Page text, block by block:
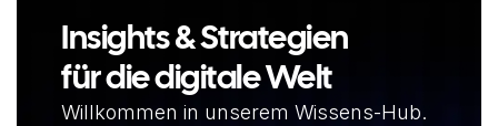
Insights & Strategien
für die digitale Welt
Willkommen in unserem Wissens-Hub.